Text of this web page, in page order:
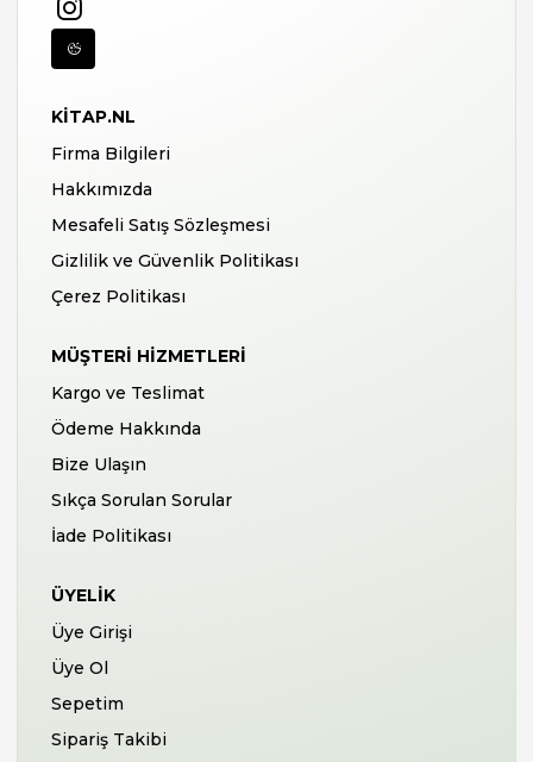
KITAP.NL
Firma Bilgileri
Hakkımızda
Mesafeli Satış Sözleşmesi
Gizlilik ve Güvenlik Politikası
Çerez Politikası
MÜŞTERI HIZMETLERI
Kargo ve Teslimat
Ödeme Hakkında
Bize Ulaşın
Sıkça Sorulan Sorular
İade Politikası
ÜYELIK
Üye Girişi
Üye Ol
Sepetim
Sipariş Takibi